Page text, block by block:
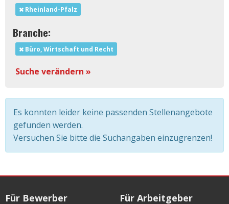
Rheinland-Pfalz
Branche:
Büro, Wirtschaft und Recht
Suche verändern »
Es konnten leider keine passenden Stellenangebote
gefunden werden.
Versuchen Sie bitte die Suchangaben einzugrenzen!
Für Bewerber Für Arbeitgeber